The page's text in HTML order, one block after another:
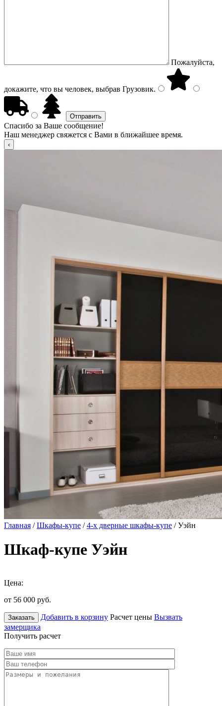
Пожалуйста,
докажите, что вы человек, выбрав Грузовик.
Спасибо за Ваше сообщение!
Наш менеджер свяжется с Вами в ближайшее время.
Главная /Шкафы-купе /4-х дверные шкафы-купе / Уэйн
Шкаф-купе Уэйн
Цена:
от 56 000 руб.
Заказать Добавить в корзину Расчет цены Вызвать
замерщика
Получить расчет